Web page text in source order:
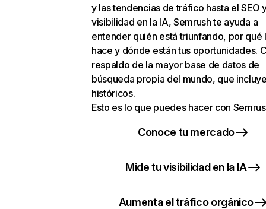
y las tendencias de tráfico hasta el SEO
visibilidad en la IA, Semrush te ayuda a
entender quién está triunfando, por qué
hace y dónde están tus oportunidades.
respaldo de la mayor base de datos de
búsqueda propia del mundo, que
históricos.
Esto es lo que puedes hacer con
Conoce tu mercado
Mide tu visibilidad en la IA
Aumenta el tráfico orgánico